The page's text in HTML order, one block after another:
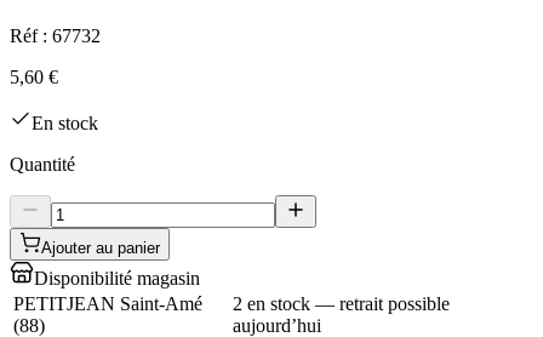
Réf : 67732
5,60 €
En stock
Quantité
Ajouter au panier
Disponibilité magasin
PETITJEAN Saint-Amé
(88)
2 en stock — retrait possible
aujourd’hui